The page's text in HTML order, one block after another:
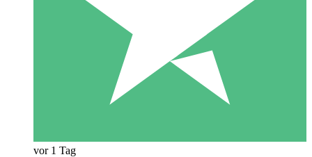
vor 1 Tag